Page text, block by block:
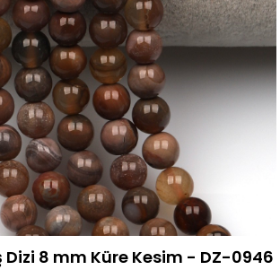
Dizi 8 mm Küre Kesim - DZ-0946